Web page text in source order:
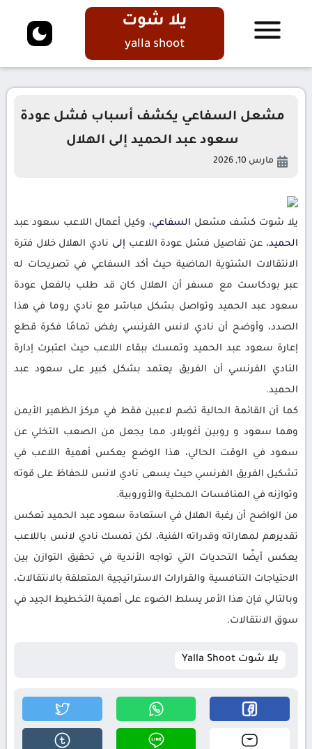
يلا شوت
yalla shoot
مشعل السفاعي يكشف أسباب فشل عودة
سعود عبد الحميد إلى الهلال
مارس 10, 2026
يلا شوت كشف مشعل السفاعي، وكيل أعمال اللاعب سعود عبد
الحميد، عن تفاصيل فشل عودة اللاعب إلى نادي الهلال خلال فترة
الانتقالات الشتوية الماضية حيث أكد السفاعي في تصريحات له
عبر بودكاست مع مسفر أن الهلال كان قد طلب بالفعل عودة
سعود عبد الحميد وتواصل بشكل مباشر مع نادي روما في هذا
الصدد، وأوضح أن نادي لانس الفرنسي رفض تمامًا فكرة قطع
إعارة سعود عبد الحميد وتمسك ببقاء اللاعب حيث اعتبرت إدارة
النادي الفرنسي أن الفريق يعتمد بشكل كبير على سعود عبد
الحميد.
كما أن القائمة الحالية تضم لاعبين فقط في مركز الظهير الأيمن
وهما سعود و روبين أغويلار، مما يجعل من الصعب التخلي عن
سعود في الوقت الحالي، هذا الوضع يعكس أهمية اللاعب في
تشكيل الفريق الفرنسي حيث يسعى نادي لانس للحفاظ على قوته
وتوازنه في المنافسات المحلية والأوروبية.
من الواضح أن رغبة الهلال في استعادة سعود عبد الحميد تعكس
تقديرهم لمهاراته وقدراته الفنية، لكن تمسك نادي لانس باللاعب
يعكس أيضًا التحديات التي تواجه الأندية في تحقيق التوازن بين
الاحتياجات التنافسية والقرارات الاستراتيجية المتعلقة بالانتقالات،
وبالتالي فإن هذا الأمر يسلط الضوء على أهمية التخطيط الجيد في
سوق الانتقالات.
يلا شوت Yalla Shoot